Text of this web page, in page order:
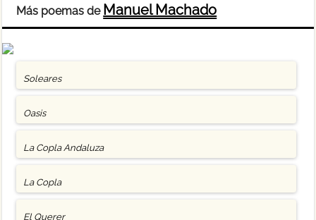
Más poemas de Manuel Machado
Soleares
Oasis
La Copla Andaluza
La Copla
El Querer